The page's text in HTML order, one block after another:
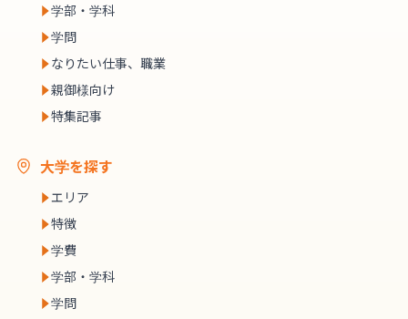
学部・学科
学問
なりたい仕事、職業
親御様向け
特集記事
大学を探す
エリア
特徴
学費
学部・学科
学問